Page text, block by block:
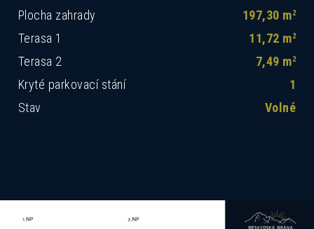
Plocha zahrady 197,30 m2
Terasa 1 11,72 m2
Terasa 2 7,49 m2
Kryté parkovací stání
1
Stav
Volné